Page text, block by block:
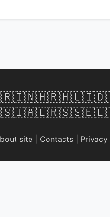
🇮🇳🇭🇷🇭🇺🇮🇩
🇸🇮🇦🇱🇷🇸🇸🇪
site Contacts